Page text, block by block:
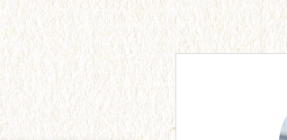
リー、しばらくお休